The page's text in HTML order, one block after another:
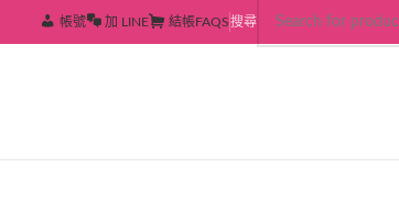
帳號 加 LINE 結帳FAQS搜尋